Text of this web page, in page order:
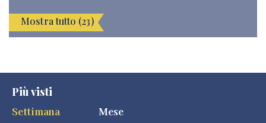
Mostra tutto (23)
Più visti
Settimana
Mese